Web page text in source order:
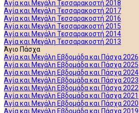
Αγία και Μεγάλη Τεσσαρακοστή 2018
Αγία και Μεγάλη Τεσσαρακοστή 2017
Αγία και Μεγάλη Τεσσαρακοστή 2016
Αγία και Μεγάλη Τεσσαρακοστή 2015
Αγία και Μεγάλη Τεσσαρακοστή 2014
Αγία και Μεγάλη Τεσσαρακοστή 2013
Άγιο Πάσχα
Αγία και Μεγάλη Εβδομάδα και Πάσχα 2026
Αγία και Μεγάλη Εβδομάδα και Πάσχα 2025
Αγία και Μεγάλη Εβδομάδα και Πάσχα 2024
Αγία και Μεγάλη Εβδομάδα και Πάσχα 2023
Αγία και Μεγάλη Εβδομάδα και Πάσχα 2022
Αγία και Μεγάλη Εβδομάδα και Πάσχα 2021
Αγία και Μεγάλη Εβδομάδα και Πάσχα 2020
Αγία και Μεγάλη Εβδομάδα και Πάσχα 2019